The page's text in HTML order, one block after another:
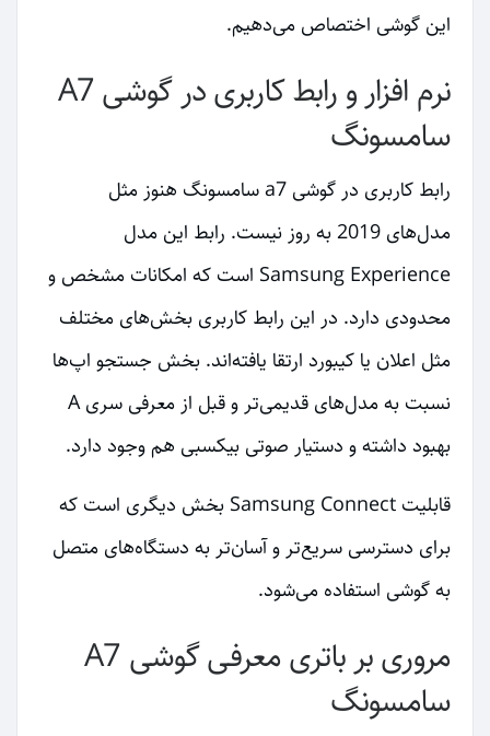
این گوشی اختصاص می‌دهیم.
نرم افزار و رابط کاربری در گوشی A7
سامسونگ
رابط کاربری در گوشی a7 سامسونگ هنوز مثل
مدل‌های 2019 به روز نیست. رابط این مدل
Samsung Experience است که امکانات مشخص و
محدودی دارد. در این رابط کاربری بخش‌های مختلف
مثل اعلان یا کیبورد ارتقا یافته‌اند. بخش جستجو اپ‌ها
نسبت به مدل‌های قدیمی‌تر و قبل از معرفی سری A
بهبود داشته و دستیار صوتی بیکسبی هم وجود دارد.
قابلیت Samsung Connect بخش دیگری است که
برای دسترسی سریع‌تر و آسان‌تر به دستگاه‌های متصل
به گوشی استفاده می‌شود.
مروری بر باتری معرفی گوشی A7
سامسونگ